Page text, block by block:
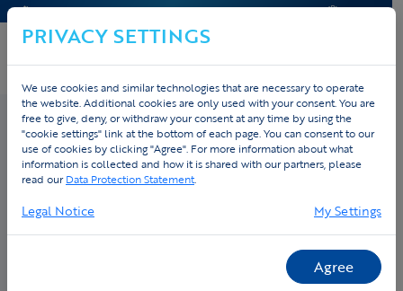
CONTACT & HELP OFFERTE
Home›Cases› FDS Promotions
FDS Promotions
Ad Fransen is zaakvoerder van FDS Promotions — specialist in
Zijn custom Tex.Vision-kit in marineblauw en oranje is het
meest persoonlijke promotieobject dat hij draagt.
PRIVACY SETTINGS
We use cookies and similar technologies that are necessary to operate
the website. Additional cookies are only used with your consent. You are
free to give, deny, or withdraw your consent at any time by using the
"cookie settings" link at the bottom of each page. You can consent to our
use of cookies by clicking "Agree". For more information about what
information is collected and how it is shared with our partners, please
read ourData Protection Statement.
Legal Notice My Settings
Agree